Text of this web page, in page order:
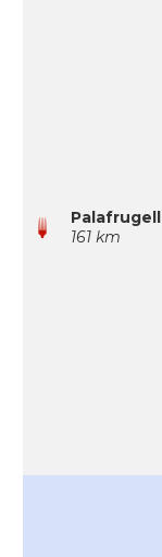
Palafrugell
161 km